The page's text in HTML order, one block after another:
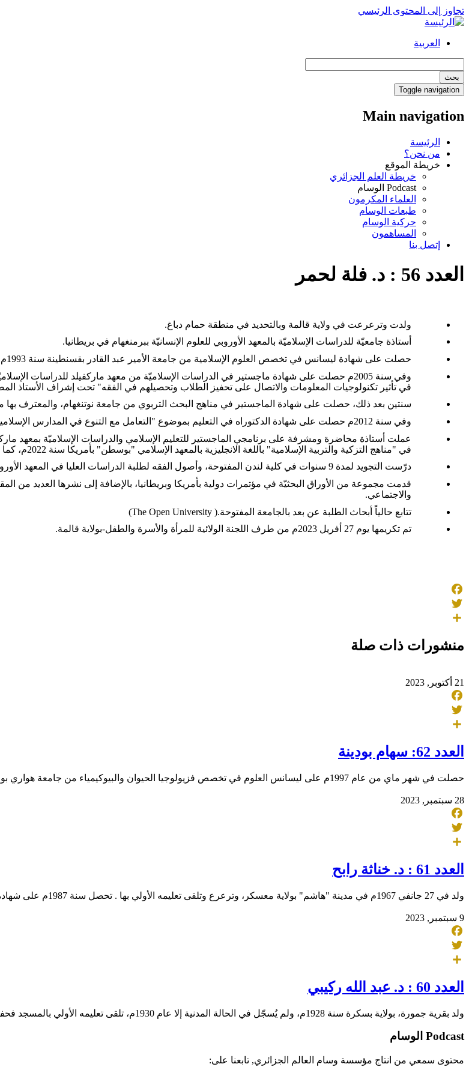
تجاوز إلى المحتوى الرئيسي
العربية
بحث
Toggle navigation
Main navigation
الرئيسة
من نحن؟
خريطة الموقع
خريطة العلم الجزائري
Podcast الوسام
العلماء المكرمون
طبعات الوسام
حركية الوسام
المساهمون
إتصل بنا
العدد 56 : د. فلة لحمر
ولدت وترعرعت في ولاية قالمة وبالتحديد في منطقة حمام دباغ.
أستاذة جامعيّة للدراسات الإسلاميّة بالمعهد الأوروبي للعلوم الإنسانيّة ببرمنغهام في بريطانيا.
حصلت على شهادة ليسانس في تخصص العلوم الإسلامية من جامعة الأمير عبد القادر بقسنطينة سنة 1993م
وفي سنة 2005م حصلت على شهادة ماجستير في الدراسات الإسلاميّة من معهد ماركفيلد للدراسات الإسلاميّة بمصادقة من جامعة لوفْبُورُو
في تأثير تكنولوجيات المعلومات والاتصال على تحفيز الطلاب وتحصيلهم في الفقه" تحت إشراف الأستاذ
سنتين بعد ذلك، حصلت على شهادة الماجستير في مناهج البحث التربوي من جامعة نوتنغهام، والمعترف بها
وفي سنة 2012م حصلت على شهادة الدكتوراه في التعليم بموضوع "التعامل مع التنوع في المدارس الإسلامية في بريطانيا" من جامعة نوتنغهام
في "مناهج التزكية والتربية الإسلامية" باللغة الانجليزية بالمعهد الإسلامي "بوسطن" بأمريكا سنة 2022م، كما أشرفت على العديد من طلبة الدكتوراه في جامعة بولتون
درّست التجويد لمدة 9 سنوات في كلية لندن المفتوحة، وأصول الفقه لطلبة الدراسات العليا في المعهد الأوروبي للعلوم الإنسانية، وهي حاصلة على الإجازة في روايتي البخاري ومسلم
قدمت مجموعة من الأوراق البحثيّة في مؤتمرات دولية بأمريكا وبريطانيا، بالإضافة إلى نشرها العديد من
والاجتماعي.
تتابع حالياً أبحاث الطلبة عن بعد بالجامعة المفتوحة(The Open University ).
تم تكريمها يوم 27 أفريل 2023م من طرف اللجنة الولائية للمرأة والأسرة والطفل-بولاية قالمة
.
Facebook
Twitter
منشورات ذات صلة
21 أكتوبر, 2023
Facebook
Twitter
العدد 62: سهام بودينة
حصلت في شهر ماي من عام 1997م على ليسانس العلوم في تخصص فزيولوجيا الحيوان والبيوكيمياء من جامعة هواري بومدين للعلوم والتكنولوجيا بالعاصمة، ثم انتقلت
28 سبتمبر, 2023
Facebook
Twitter
العدد 61 : د. خناثة رابح
ولد في 27 جانفي 1967م في مدينة "هاشم" بولاية معسكر، وترعرع وتلقى تعليمه الأولي بها . تحصل سنة 1987م على شهادة البكالوريا من ثانوية "أبوراس النَّاصري"
9 سبتمبر, 2023
Facebook
Twitter
العدد 60 : د. عبد الله ركيبي
ولد بقرية جمورة، بولاية بسكرة سنة 1928م، ولم يُسجّل في الحالة المدنية إلا عام 1930م، تلقى تعليمه الأولي بالمسجد فحفظ القرآن الكريم، ثم التحق بالمدرسة
Podcast الوسام
محتوى سمعي من انتاج مؤسسة وسام العالم الجزائري, تابعنا على: